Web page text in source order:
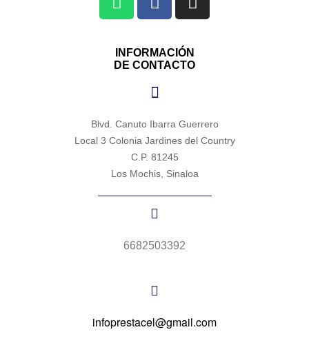
INFORMACIÓN
DE CONTACTO
Blvd. Canuto Ibarra Guerrero
Local 3 Colonia Jardines del Country
C.P. 81245
Los Mochis, Sinaloa
6682503392
infoprestacel@gmail.com